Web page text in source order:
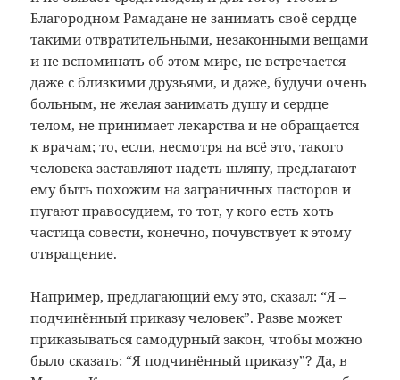
Благородном Рамадане не занимать своё сердце
такими отвратительными, незаконными вещами
и не вспоминать об этом мире, не встречается
даже с близкими друзьями, и даже, будучи очень
больным, не желая занимать душу и сердце
телом, не принимает лекарства и не обращается
к врачам; то, если, несмотря на всё это, такого
человека заставляют надеть шляпу, предлагают
ему быть похожим на заграничных пасторов и
пугают правосудием, то тот, у кого есть хоть
частица совести, конечно, почувствует к этому
отвращение.
Например, предлагающий ему это, сказал: “Я –
подчинённый приказу человек”. Разве может
приказываться самодурный закон, чтобы можно
было сказать: “Я подчинённый приказу”? Да, в